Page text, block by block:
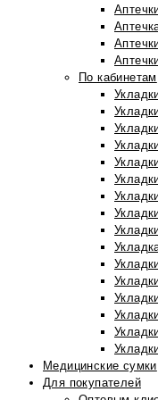
По кабинетам
Медицинские сумки
Для покупателей